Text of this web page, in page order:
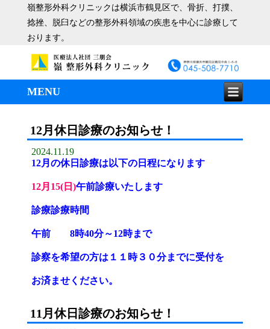
嶺整形外科クリニックは横浜市鶴見区で、骨折、打撲、
捻挫、脱臼などの整形外科領域の疾患を中心に診療して
おります。
MENU
12月休日診療のお知らせ！
2024.11.19
12月の休日診療は以下の日程になります
12月15(日)午前診療いたします
診療診療時間
午前 8時40分～12時まで
診察を希望の方は１１時３０分までに受付を
お済ませください。
11月休日診療のお知らせ！